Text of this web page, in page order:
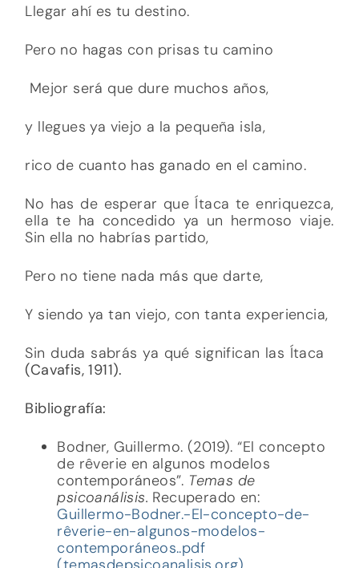
Llegar ahí es tu destino.
Pero no hagas con prisas tu camino
Mejor será que dure muchos años,
y llegues ya viejo a la pequeña isla,
rico de cuanto has ganado en el camino.
No has de esperar que Ítaca te enriquezca,
ella te ha concedido ya un hermoso viaje.
Sin ella no habrías partido,
Pero no tiene nada más que darte,
Y siendo ya tan viejo, con tanta experiencia,
Sin duda sabrás ya qué significan las Ítaca
(Cavafis, 1911).
Bibliografía:
Bodner, Guillermo. (2019). “El concepto
de rêverie en algunos modelos
contemporáneos”. Temas de
psicoanálisis. Recuperado en:
Guillermo-Bodner.-El-concepto-de-
rêverie-en-algunos-modelos-
contemporáneos..pdf